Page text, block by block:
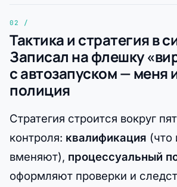
Тактика и стратегия в
Записал на флешку
с автозапуском — меня
полиция
Стратегия строится вокруг
контроля: квалификация (что
вменяют), процессуальный
оформляют проверки и